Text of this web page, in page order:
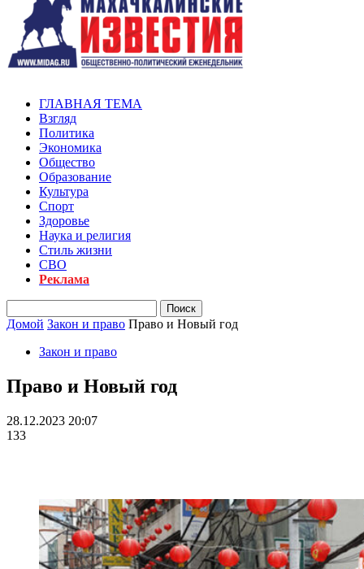
ГЛАВНАЯ ТЕМА
Взгляд
Политика
Экономика
Общество
Образование
Культура
Спорт
Здоровье
Наука и религия
Стиль жизни
СВО
Реклама
Домой Закон и право Право и Новый год
Закон и право
Право и Новый год
28.12.2023 20:07
133